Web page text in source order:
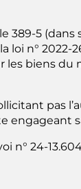
389-5
loi n°
biens du
pas
engageant
n° 24-